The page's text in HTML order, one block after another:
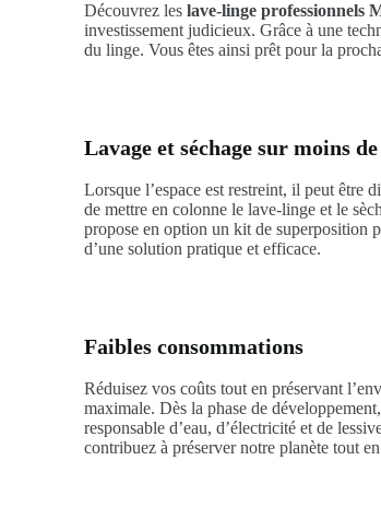
Découvrez leslave-linge professionnels
investissement judicieux. Grâce à une
du linge. Vous êtes ainsi prêt pour la
Lavage et séchage sur moins de
Lorsque l’espace est restreint, il peut être
de mettre en colonne le lave-linge et le
propose en option un kit de superposition
d’une solution pratique et efficace.
Faibles consommations
Réduisez vos coûts tout en préservant
maximale. Dès la phase de
responsable d’eau, d’électricité et de
contribuez à préserver notre planète tout